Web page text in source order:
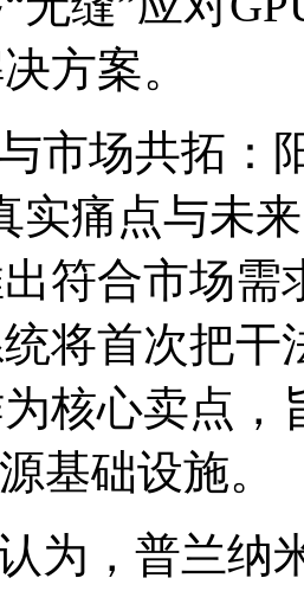
方案。
市场共拓：
实痛点与未
符合市场
将首次把
核心卖点
基础设施。
为，普兰纳